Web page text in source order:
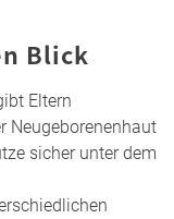
Blick
Eltern
Neugeborenenhaut
sicher unter dem